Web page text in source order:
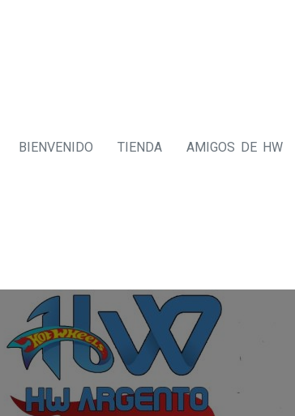
BIENVENIDO TIENDA AMIGOS DE HW